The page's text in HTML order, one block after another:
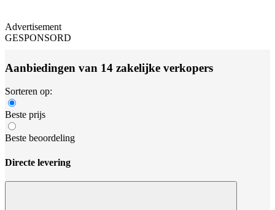
Advertisement
GESPONSORD
Aanbiedingen van 14 zakelijke verkopers
Sorteren op:
Beste prijs
Beste beoordeling
Directe levering